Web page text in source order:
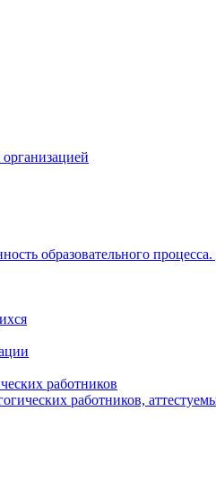
образовательного
работников
работников,